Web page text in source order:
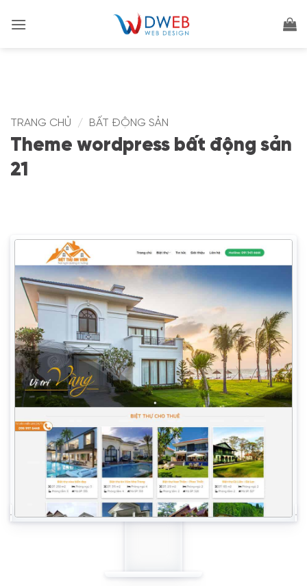
qua
TRANG CHỦ / BẤT ĐỘNG SẢN
Theme wordpress bất động sản
21